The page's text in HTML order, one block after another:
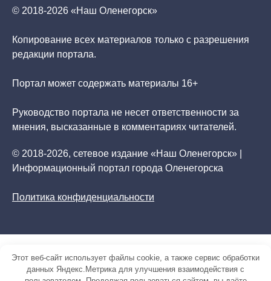
© 2018-2026 «Наш Оленегорск»
Копирование всех материалов только с разрешения
редакции портала.
Портал может содержать материалы 16+
Руководство портала не несет ответственности за
мнения, высказанные в комментариях читателей.
© 2018-2026, сетевое издание «Наш Оленегорск» |
Информационный портал города Оленегорска
Политика конфиденциальности
Этот веб-сайт использует файлы cookie, а также сервис обработки
данных Яндекс.Метрика для улучшения взаимодействия с